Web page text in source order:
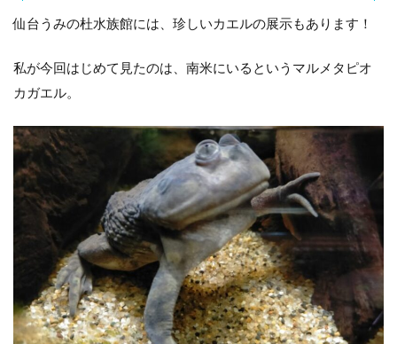
仙台うみの杜水族館には、珍しいカエルの展示もあります！
私が今回はじめて見たのは、南米にいるというマルメタピオ
カガエル。